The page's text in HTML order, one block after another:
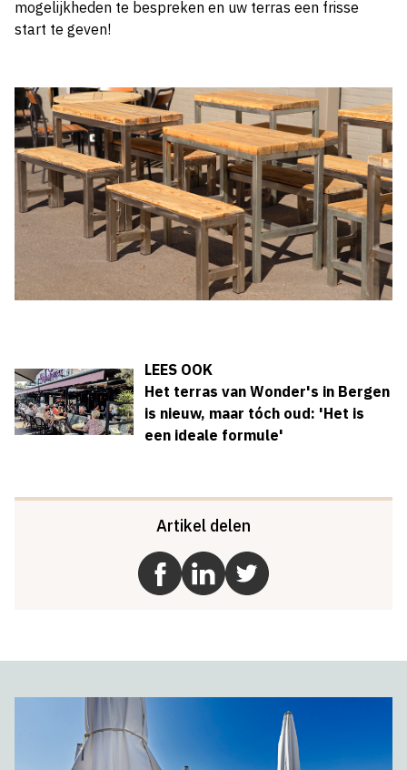
mogelijkheden te bespreken en uw terras een frisse
start te geven!
LEES OOK
Het terras van Wonder's in Bergen
is nieuw, maar tóch oud: 'Het is
een ideale formule'
Artikel delen